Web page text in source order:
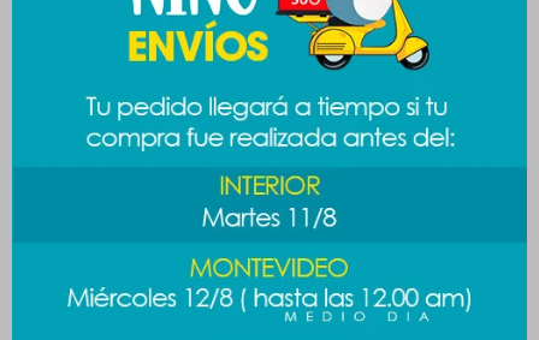
Productos que te pueden interesar